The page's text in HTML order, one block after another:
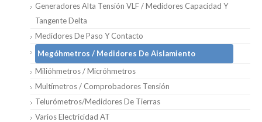
Generadores Alta Tensión VLF / Medidores Capacidad Y
Tangente Delta
Medidores De Paso Y Contacto
Megóhmetros / Medidores De Aislamiento
Milióhmetros / Micróhmetros
Multímetros / Comprobadores Tensión
Telurómetros/medidores De Tierras
Varios Electricidad AT